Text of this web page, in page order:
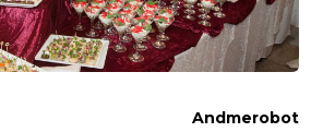
Andmerobot